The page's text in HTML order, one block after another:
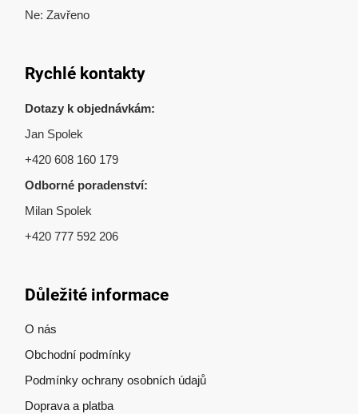
Ne: Zavřeno
Rychlé kontakty
Dotazy k objednávkám:
Jan Spolek
+420 608 160 179
Odborné poradenství:
Milan Spolek
+420 777 592 206
Důležité informace
O nás
Obchodní podmínky
Podmínky ochrany osobních údajů
Doprava a platba